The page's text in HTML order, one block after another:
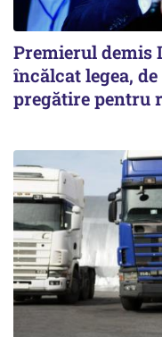
Premierul demis
încălcat legea,
pregătire pentru